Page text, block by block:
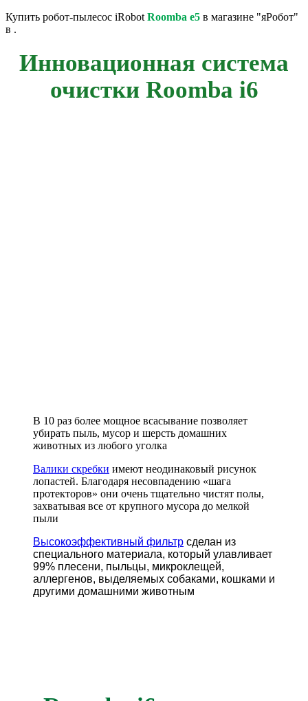
Купить робот-пылесос iRobot Roomba e5 в магазине "яРобот"
в .
Инновационная система
очистки Roomba i6
В 10 раз более мощное всасывание позволяет
убирать пыль, мусор и шерсть домашних
животных из любого уголка
Валики скребки имеют неодинаковый рисунок
лопастей. Благодаря несовпадению «шага
протекторов» они очень тщательно чистят полы,
захватывая все от крупного мусора до мелкой
пыли
Высокоэффективный фильтр сделан из
специального материала, который улавливает
99% плесени, пыльцы, микроклещей,
аллергенов, выделяемых собаками, кошками и
другими домашними животным